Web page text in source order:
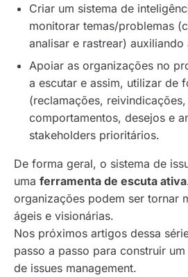
Criar um sistema de
monitorar temas/problemas
analisar e rastrear)
Apoiar as organizações no
a escutar e assim, utilizar de
(reclamações,
comportamentos, desejos e
stakeholders prioritários.
De forma geral, o sistema de
uma ferramenta de escuta ativa
organizações podem ser tornar
ágeis e visionárias.
Nos próximos artigos dessa
passo a passo para construir
de issues management.